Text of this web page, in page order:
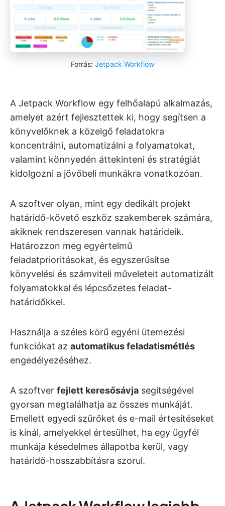
Forrás: Jetpack Workflow
A Jetpack Workflow egy felhőalapú alkalmazás,
amelyet azért fejlesztettek ki, hogy segítsen a
könyvelőknek a közelgő feladatokra
koncentrálni, automatizálni a folyamatokat,
valamint könnyedén áttekinteni és stratégiát
kidolgozni a jövőbeli munkákra vonatkozóan.
A szoftver olyan, mint egy dedikált projekt
határidő-követő eszköz szakemberek számára,
akiknek rendszeresen vannak határideik.
Határozzon meg egyértelmű
feladatprioritásokat, és egyszerűsítse
könyvelési és számviteli műveleteit automatizált
folyamatokkal és lépcsőzetes feladat-
határidőkkel.
Használja a széles körű egyéni ütemezési
funkciókat az automatikus feladatismétlés
engedélyezéséhez.
A szoftver fejlett keresősávja segítségével
gyorsan megtalálhatja az összes munkáját.
Emellett egyedi szűrőket és e-mail értesítéseket
is kínál, amelyekkel értesülhet, ha egy ügyfél
munkája késedelmes állapotba kerül, vagy
határidő-hosszabbításra szorul.